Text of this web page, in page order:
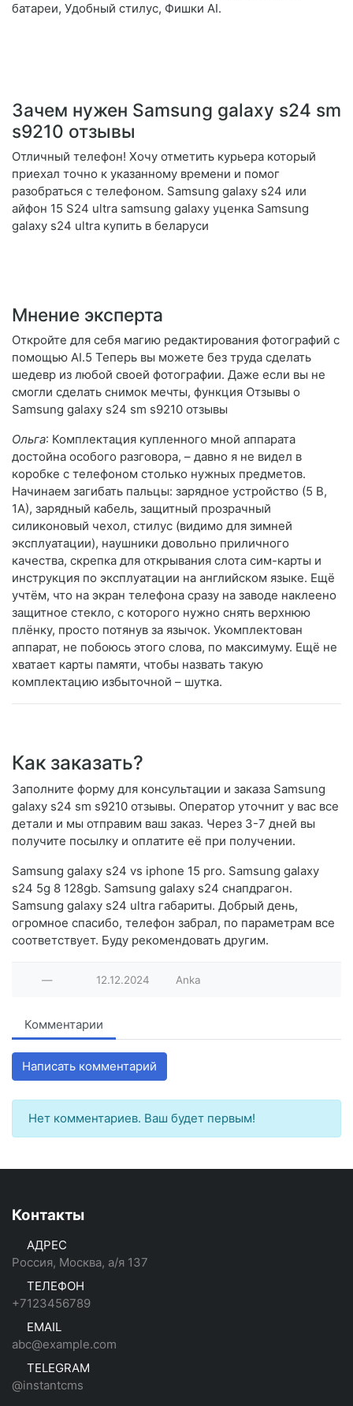
батареи, Удобный стилус, Фишки AI.
Зачем нужен Samsung galaxy s24 sm
s9210 отзывы
Отличный телефон! Хочу отметить курьера который
приехал точно к указанному времени и помог
разобраться с телефоном. Samsung galaxy s24 или
айфон 15 S24 ultra samsung galaxy уценка Samsung
galaxy s24 ultra купить в беларуси
Мнение эксперта
Откройте для себя магию редактирования фотографий с
помощью AI.5 Теперь вы можете без труда сделать
шедевр из любой своей фотографии. Даже если вы не
смогли сделать снимок мечты, функция Отзывы о
Samsung galaxy s24 sm s9210 отзывы
Ольга: Комплектация купленного мной аппарата
достойна особого разговора, – давно я не видел в
коробке с телефоном столько нужных предметов.
Начинаем загибать пальцы: зарядное устройство (5 В,
1А), зарядный кабель, защитный прозрачный
силиконовый чехол, стилус (видимо для зимней
эксплуатации), наушники довольно приличного
качества, скрепка для открывания слота сим-карты и
инструкция по эксплуатации на английском языке. Ещё
учтём, что на экран телефона сразу на заводе наклеено
защитное стекло, с которого нужно снять верхнюю
плёнку, просто потянув за язычок. Укомплектован
аппарат, не побоюсь этого слова, по максимуму. Ещё не
хватает карты памяти, чтобы назвать такую
комплектацию избыточной – шутка.
Как заказать?
Заполните форму для консультации и заказа Samsung
galaxy s24 sm s9210 отзывы. Оператор уточнит у вас все
детали и мы отправим ваш заказ. Через 3-7 дней вы
получите посылку и оплатите её при получении.
Samsung galaxy s24 vs iphone 15 pro. Samsung galaxy
s24 5g 8 128gb. Samsung galaxy s24 снапдрагон.
Samsung galaxy s24 ultra габариты. Добрый день,
огромное спасибо, телефон забрал, по параметрам все
соответствует. Буду рекомендовать другим.
— 12.12.2024 Anka
Комментарии
Написать комментарий
Нет комментариев. Ваш будет первым!
Контакты
АДРЕС
Россия, Москва, а/я 137
ТЕЛЕФОН
+7123456789
EMAIL
abc@example.com
TELEGRAM
@instantcms